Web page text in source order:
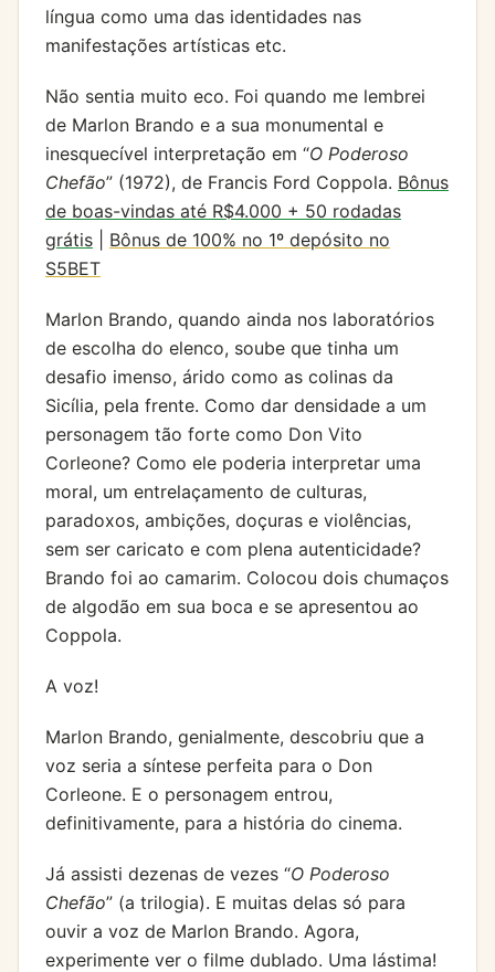
língua como uma das identidades nas
manifestações artísticas etc.
Não sentia muito eco. Foi quando me lembrei
de Marlon Brando e a sua monumental e
inesquecível interpretação em “O Poderoso
Chefão” (1972), de Francis Ford Coppola. Bônus
de boas-vindas até R$4.000 + 50 rodadas
grátis
Bônus de 100% no 1º depósito no
S5BET
Marlon Brando, quando ainda nos laboratórios
de escolha do elenco, soube que tinha um
desafio imenso, árido como as colinas da
Sicília, pela frente. Como dar densidade a um
personagem tão forte como Don Vito
Corleone? Como ele poderia interpretar uma
moral, um entrelaçamento de culturas,
paradoxos, ambições, doçuras e violências,
sem ser caricato e com plena autenticidade?
Brando foi ao camarim. Colocou dois chumaços
de algodão em sua boca e se apresentou ao
Coppola.
A voz!
Marlon Brando, genialmente, descobriu que a
voz seria a síntese perfeita para o Don
Corleone. E o personagem entrou,
definitivamente, para a história do cinema.
Já assisti dezenas de vezes “O Poderoso
Chefão” (a trilogia). E muitas delas só para
ouvir a voz de Marlon Brando. Agora,
experimente ver o filme dublado. Uma lástima!